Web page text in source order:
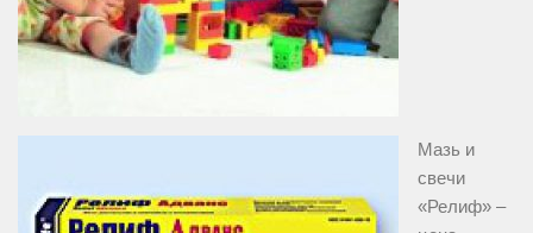
Мазь и
свечи
«Релиф» –